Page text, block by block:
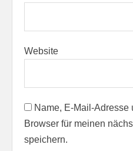
Website
Name, E-Mail-
Browser für meinen
speichern.